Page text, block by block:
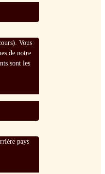
Vous
de notre
sont les
pays